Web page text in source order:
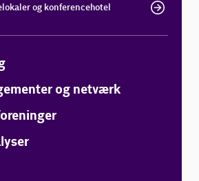
og konferencehotel
og netværk